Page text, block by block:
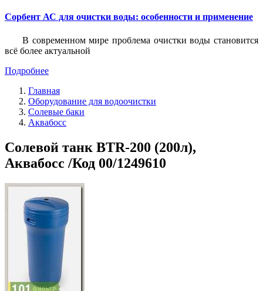
Сорбент АС для очистки воды: особенности и применение
В современном мире проблема очистки воды становится
всё более актуальной
Подробнее
Главная
Оборудование для водоочистки
Солевые баки
Аквабосс
Солевой танк BTR-200 (200л),
Аквабосс /Код 00/1249610